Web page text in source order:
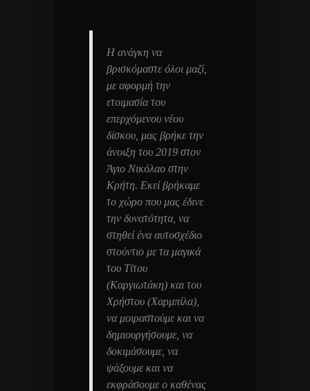
Η ανάγκη να
βρισκόμαστε όλοι μαζί,
με αφορμή την
ετοιμασία του
επερχόμενου νέου
δίσκου, μας βρήκε την
άνοιξη του 2019 στον
Άγιο Νικόλαο στην
Κρήτη. Εκεί βρήκαμε
το χώρο που μας έδινε
την δυνατότητα, να
στηθεί ένα αυτοσχέδιο
στούντιο με τα μαγικά
του Τίτου
(Καργιωτάκη) και του
Χρήστου (Χαρμπίλα),
να μοιραστούμε και να
δημιουργήσουμε, να
δοκιμάσουμε, να
ψάξουμε και να
εκφράσουμε ο καθένας